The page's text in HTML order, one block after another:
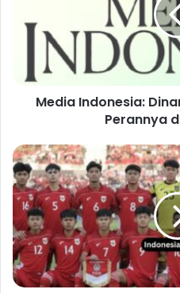
Media Indonesia:
Perannya